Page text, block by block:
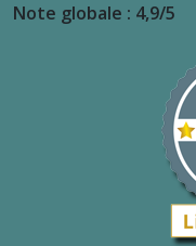
Note globale : 4,9/5